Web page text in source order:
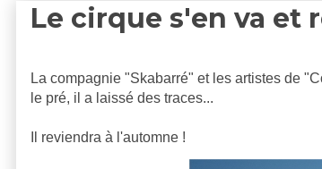
Le cirque s'en va et
La compagnie "Skabarré" et les artistes de
le pré, il a laissé des traces...
Il reviendra à l'automne !